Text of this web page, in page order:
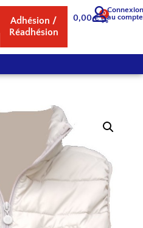
Adhésion /
Réadhésion
0,00€ 0 au compte